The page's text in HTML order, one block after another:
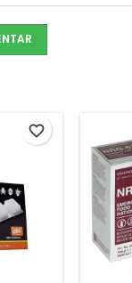
favorite_border